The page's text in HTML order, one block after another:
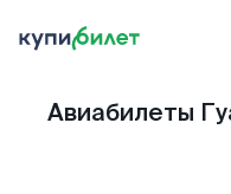
Авиабилеты